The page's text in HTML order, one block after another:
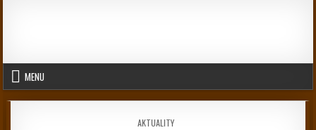
MENU
POSTED IN
AKTUALITY